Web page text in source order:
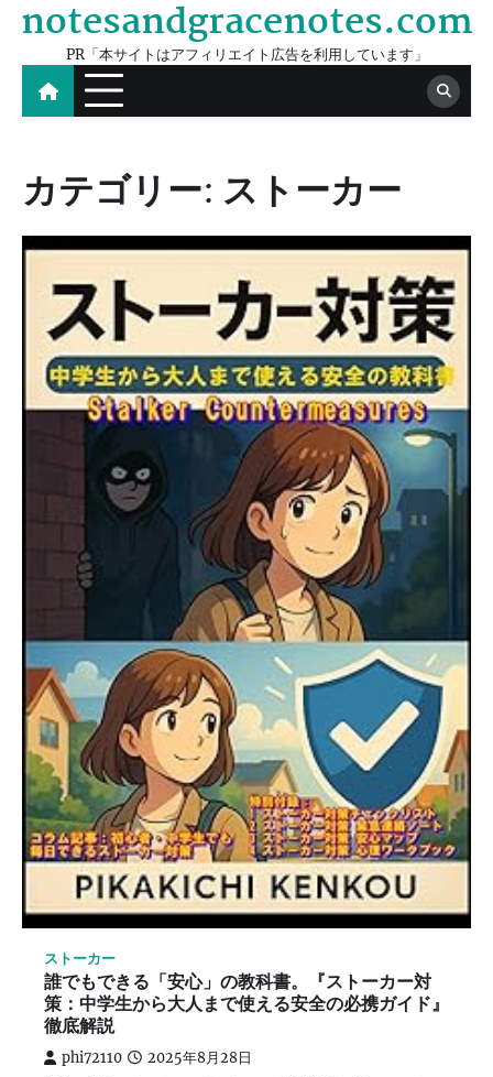
Skip
content
notesandgracenotes.com
PR「本サイトはアフィリエイト広告を利用しています」
カテゴリー: ストーカー
ストーカー
誰でもできる「安心」の教科書。『ストーカー対
策：中学生から大人まで使える安全の必携ガイド』
徹底解説
phi72110 2025年8月28日